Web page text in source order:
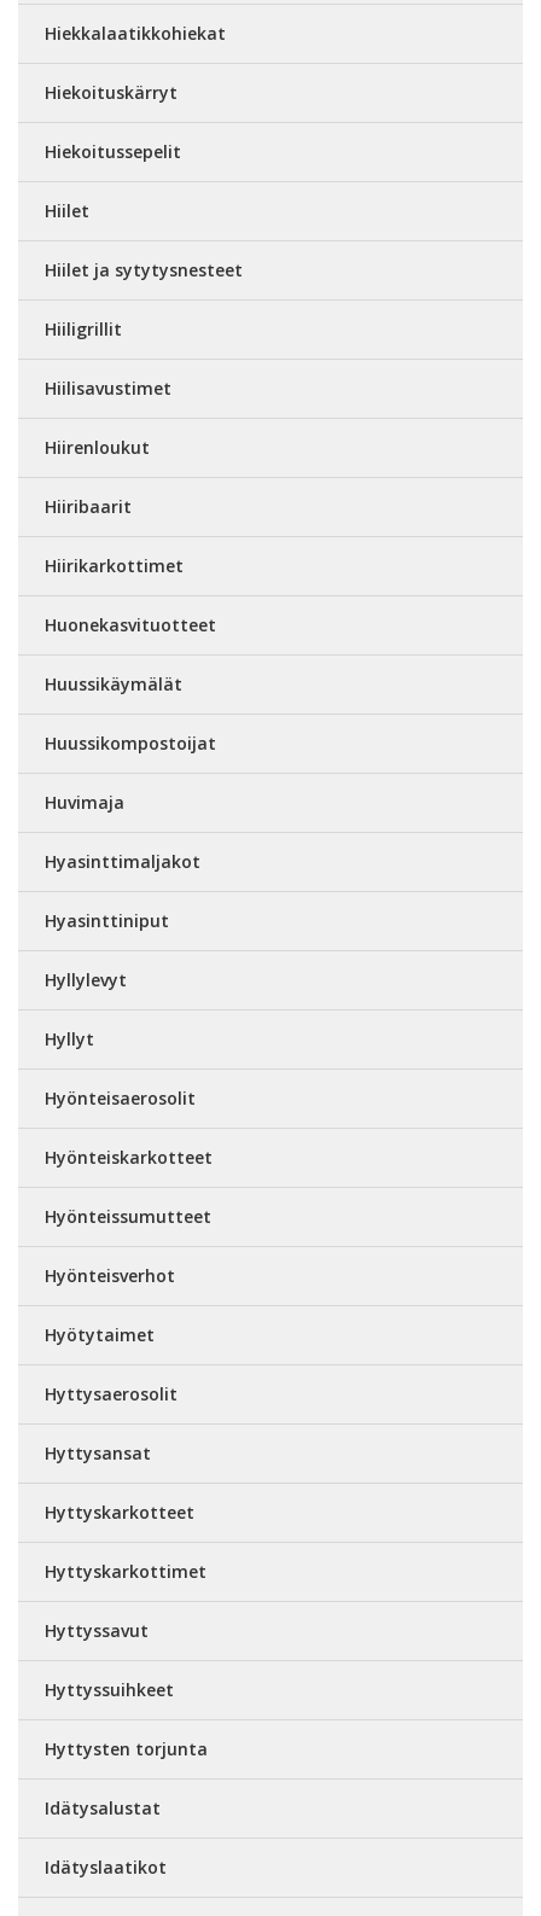
Hiekkalaatikkohiekat
Hiekoituskärryt
Hiekoitussepelit
Hiilet
Hiilet ja sytytysnesteet
Hiiligrillit
Hiilisavustimet
Hiirenloukut
Hiiribaarit
Hiirikarkottimet
Huonekasvituotteet
Huussikäymälät
Huussikompostoijat
Huvimaja
Hyasinttimaljakot
Hyasinttiniput
Hyllylevyt
Hyllyt
Hyönteisaerosolit
Hyönteiskarkotteet
Hyönteissumutteet
Hyönteisverhot
Hyötytaimet
Hyttysaerosolit
Hyttysansat
Hyttyskarkotteet
Hyttyskarkottimet
Hyttyssavut
Hyttyssuihkeet
Hyttysten torjunta
Idätysalustat
Idätyslaatikot